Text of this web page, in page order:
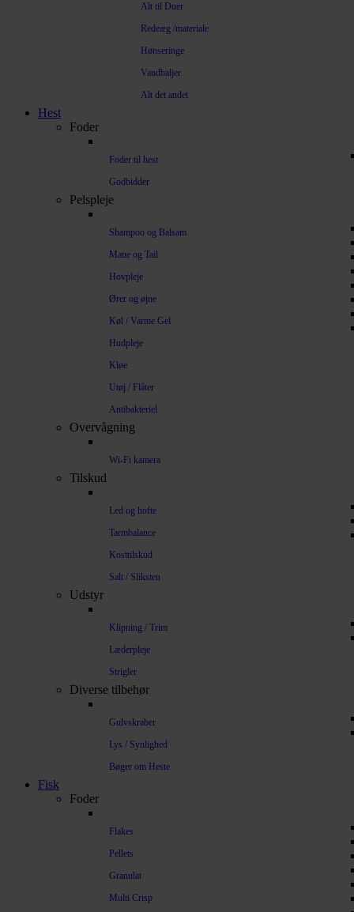
Alt til Duer
Redeæg /materiale
Hønseringe
Vandbaljer
Alt det andet
Hest
Foder
Foder til hest
Godbidder
Pelspleje
Shampoo og Balsam
Mane og Tail
Hovpleje
Ører og øjne
Køl / Varme Gel
Hudpleje
Kløe
Utøj / Flåter
Antibakteriel
Overvågning
Wi-Fi kamera
Tilskud
Led og hofte
Tarmbalance
Kosttilskud
Salt / Sliksten
Udstyr
Klipning / Trim
Læderpleje
Strigler
Diverse tilbehør
Gulvskraber
Lys / Synlighed
Bøger om Heste
Fisk
Foder
Flakes
Pellets
Granulat
Multi Crisp